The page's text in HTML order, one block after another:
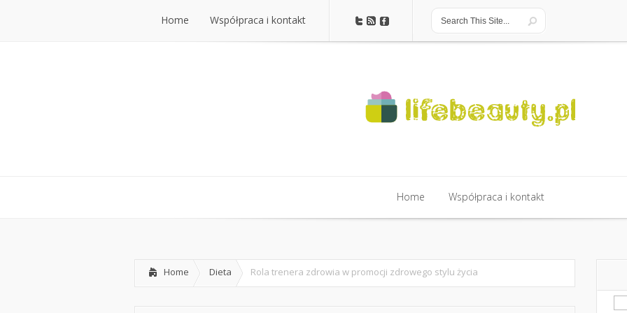
Home Współpraca i kontakt
Home Współpraca i kontakt
Home Dieta Rola trenera zdrowia w promocji zdrowego stylu życia